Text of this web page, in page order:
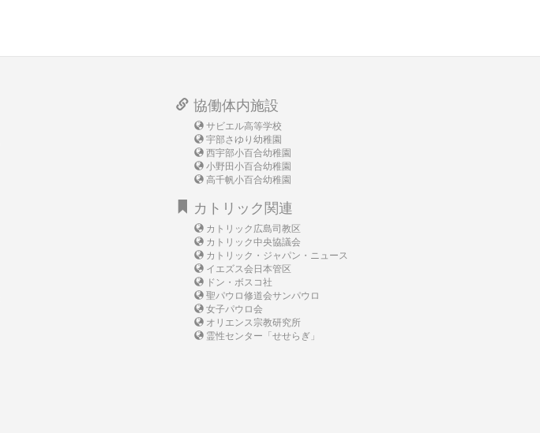
協働体内施設
サビエル高等学校
宇部さゆり幼稚園
西宇部小百合幼稚園
小野田小百合幼稚園
高千帆小百合幼稚園
カトリック関連
カトリック広島司教区
カトリック中央協議会
カトリック・ジャパン・ニュース
イエズス会日本管区
ドン・ボスコ社
聖パウロ修道会サンパウロ
女子パウロ会
オリエンス宗教研究所
霊性センター「せせらぎ」